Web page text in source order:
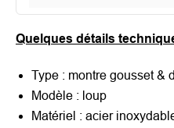
Quelques détails
Type : montre gousset &
Modèle : loup
Matériel : acier